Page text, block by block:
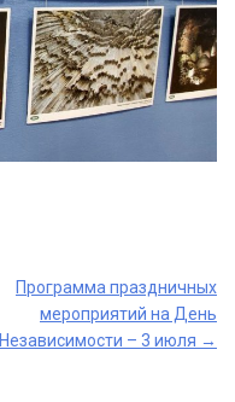
Программа праздничных
мероприятий на День
Независимости – 3 июля →